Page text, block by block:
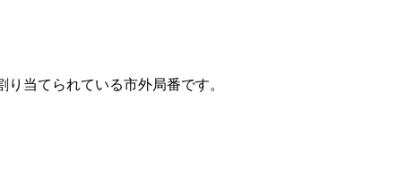
り当てられている市外局番です。